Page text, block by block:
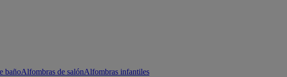
bañoAlfombras de salónAlfombras infantiles